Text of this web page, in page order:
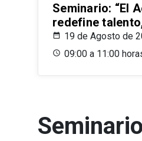
Seminario: “El
redefine
19 de Agosto de
09:00 a 11:00